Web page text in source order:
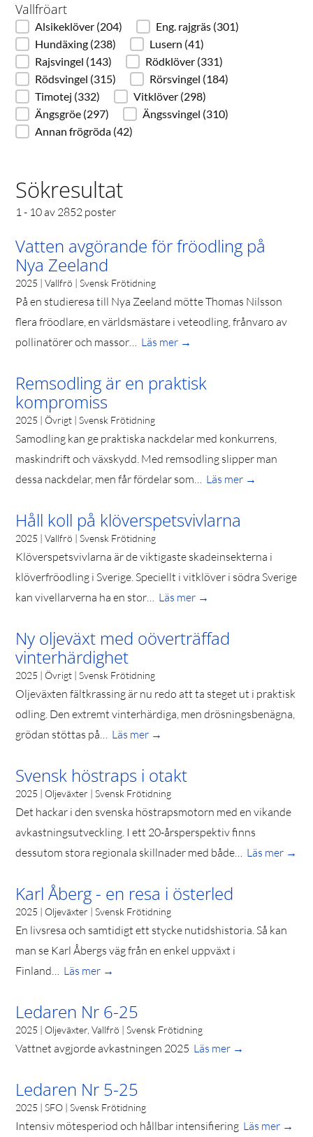
Vallfröart
Vallfröart
Alsikeklöver (204) Eng. rajgräs (301)
Hundäxing (238) Lusern (41)
Rajsvingel (143) Rödklöver (331)
Rödsvingel (315) Rörsvingel (184)
Timotej (332) Vitklöver (298)
Ängsgröe (297) Ängssvingel (310)
Annan frögröda (42)
Sökresultat
1 - 10 av 2852 poster
Vatten avgörande för fröodling på
Nya Zeeland
2025 | Vallfrö | Svensk Frötidning
På en studieresa till Nya Zeeland mötte Thomas Nilsson
flera fröodlare, en världsmästare i veteodling, frånvaro av
pollinatörer och massor… Läs mer →
Remsodling är en praktisk
kompromiss
2025 | Övrigt | Svensk Frötidning
Samodling kan ge praktiska nackdelar med konkurrens,
maskindrift och växskydd. Med remsodling slipper man
dessa nackdelar, men får fördelar som… Läs mer →
Håll koll på klöverspetsvivlarna
2025 | Vallfrö | Svensk Frötidning
Klöverspetsvivlarna är de viktigaste skadeinsekterna i
klöverfröodling i Sverige. Speciellt i vitklöver i södra Sverige
kan vivellarverna ha en stor… Läs mer →
Ny oljeväxt med oöverträffad
vinterhärdighet
2025 | Övrigt | Svensk Frötidning
Oljeväxten fältkrassing är nu redo att ta steget ut i praktisk
odling. Den extremt vinterhärdiga, men drösningsbenägna,
grödan stöttas på… Läs mer →
Svensk höstraps i otakt
2025 | Oljeväxter | Svensk Frötidning
Det hackar i den svenska höstrapsmotorn med en vikande
avkastningsutveckling. I ett 20-årsperspektiv finns
dessutom stora regionala skillnader med både… Läs mer →
Karl Åberg - en resa i österled
2025 | Oljeväxter | Svensk Frötidning
En livsresa och samtidigt ett stycke nutidshistoria. Så kan
man se Karl Åbergs väg från en enkel uppväxt i
Finland… Läs mer →
Ledaren Nr 6-25
2025 | Oljeväxter, Vallfrö | Svensk Frötidning
Vattnet avgjorde avkastningen 2025 Läs mer →
Ledaren Nr 5-25
2025 | SFO | Svensk Frötidning
Intensiv mötesperiod och hållbar intensifiering Läs mer →